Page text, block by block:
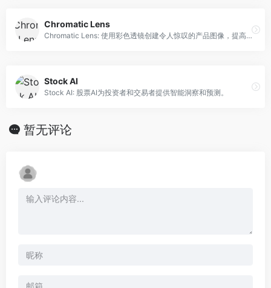
Chromatic Lens
Chromatic Lens: 使用彩色透镜创建令人惊叹的产品图像，提高销量并树立信任。
Stock AI
Stock AI: 股票AI为投资者和交易者提供智能洞察和预测。
暂无评论